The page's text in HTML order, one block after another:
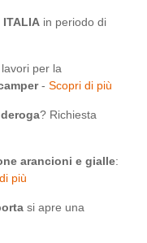
in periodo di
per la
- Scopri di più
? Richiesta
arancioni e gialle:
più
si apre una